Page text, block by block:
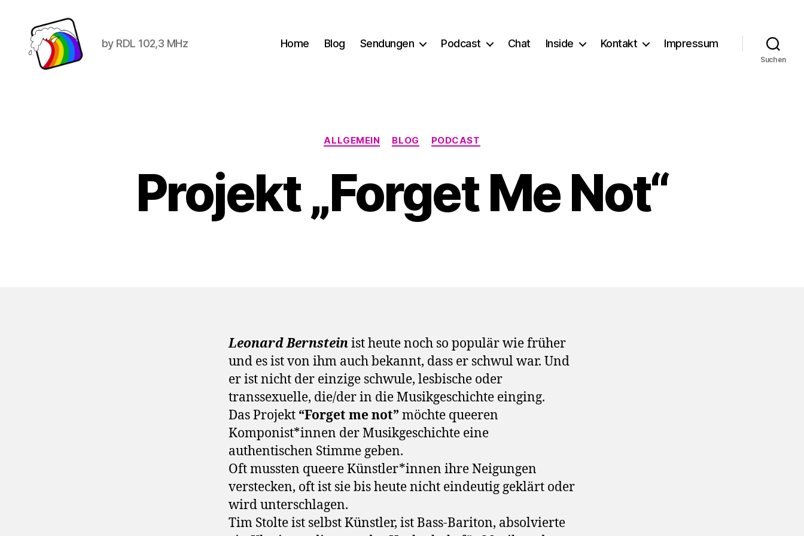
by RDL 102,3 MHz Home Blog Sendungen Podcast Chat Inside Kontakt Impressum
Suchen
Kategorien
ALLGEMEIN BLOG PODCAST
Projekt „Forget Me Not“
Leonard Bernsteinist heute noch so populär wie früher
und es ist von ihm auch bekannt, dass er schwul war. Und
er ist nicht der einzige schwule, lesbische oder
transsexuelle, die/der in die Musikgeschichte einging.
Das Projekt “Forget me not” möchte queeren
Komponist*innen der Musikgeschichte eine
authentischen Stimme geben.
Oft mussten queere Künstler*innen ihre Neigungen
verstecken, oft ist sie bis heute nicht eindeutig geklärt oder
wird unterschlagen.
Tim Stolte ist selbst Künstler, ist Bass-Bariton, absolvierte